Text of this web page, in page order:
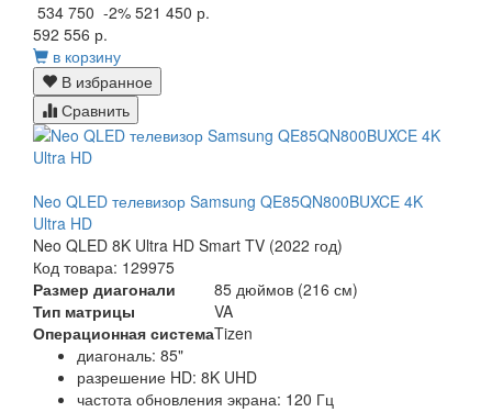
534 750 -2% 521 450 р.
592 556 р.
в корзину
В избранное
Сравнить
Neo QLED телевизор Samsung QE85QN800BUXCE 4K
Ultra HD
Neo QLED 8K Ultra HD Smart TV (2022 год)
Код товара: 129975
Размер диагонали
85 дюймов (216 см)
Тип матрицы
VA
Операционная системаTizen
диагональ: 85"
разрешение HD: 8K UHD
частота обновления экрана: 120 Гц